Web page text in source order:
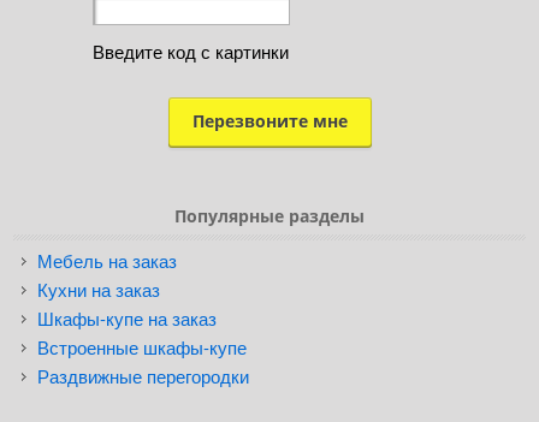
Введите код с картинки
Популярные разделы
Мебель на заказ
Кухни на заказ
Шкафы-купе на заказ
Встроенные шкафы-купе
Раздвижные перегородки